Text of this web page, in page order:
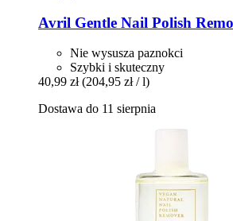
Avril Gentle Nail Polish
Nie wysusza paznokci
Szybki i skuteczny
40,99 zł (204,95 zł / l)
Dostawa do 11 sierpnia